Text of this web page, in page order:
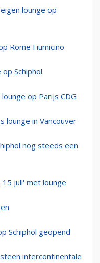
lounge op
Rome Fiumicino
Schiphol
op Parijs CDG
lounge in Vancouver
nog steeds een
juli' met lounge
Schiphol geopend
intercontinentale